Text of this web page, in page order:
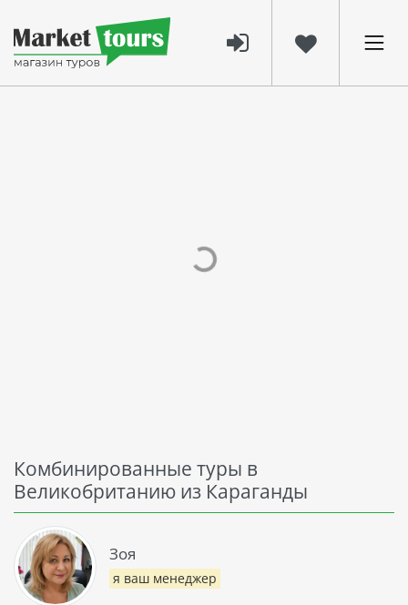
Комбинированные туры в
Великобританию из Караганды
Зоя
я ваш менеджер